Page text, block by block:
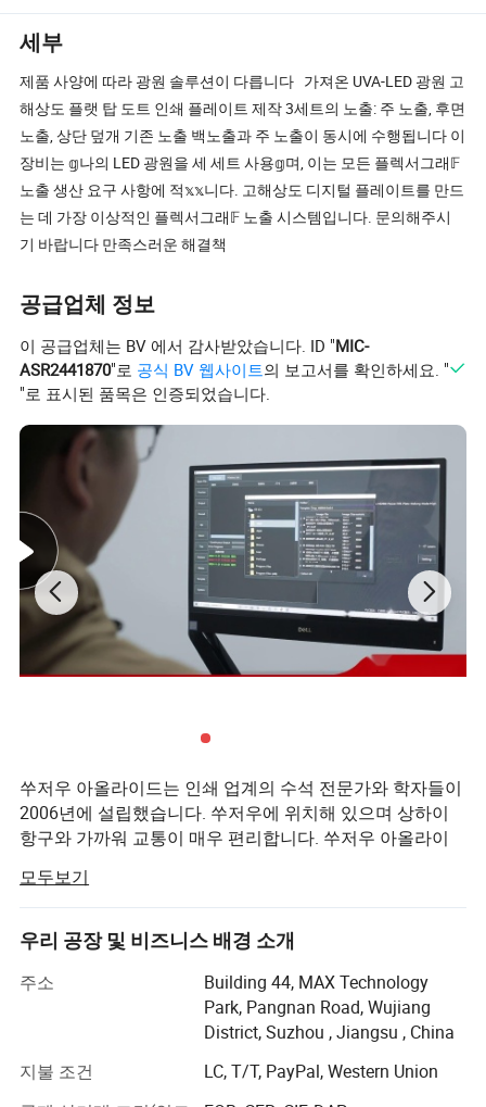
세부
제품 사양에 따라 광원 솔루션이 다릅니다 가져온 UVA-LED 광원 고
해상도 플랫 탑 도트 인쇄 플레이트 제작 3세트의 노출: 주 노출, 후면
노출, 상단 덮개 기존 노출 백노출과 주 노출이 동시에 수행됩니다 이
장비는 𝕘나의 LED 광원을 세 세트 사용𝕘며, 이는 모든 플렉서그래𝔽
노출 생산 요구 사항에 적𝕩𝕩니다. 고해상도 디지털 플레이트를 만드
는 데 가장 이상적인 플렉서그래𝔽 노출 시스템입니다. 문의해주시
기 바랍니다 만족스러운 해결책
공급업체 정보
이 공급업체는 BV 에서 감사받았습니다. ID "MIC-
ASR2441870"로 공식 BV 웹사이트의 보고서를 확인하세요. "
"로 표시된 품목은 인증되었습니다.
쑤저우 아올라이드는 인쇄 업계의 수석 전문가와 학자들이
2006년에 설립했습니다. 쑤저우에 위치해 있으며 상하이
항구와 가까워 교통이 매우 편리합니다. 쑤저우 아올라이
비를 보유하고 있으며 전문적인 설계 및 개발 팀, 업계 고위
경영진 및 기술 담당자까지도 보유하고 있습니다. 현재 아
올라이드는 중국의 일류급 인쇄 산업 시스템 공급 업체로
쑤저우 아올라이드의 비즈니스는 평판 제작 계획, 기술 컨
설팅, 플레이트 제작 장비 및 인쇄 자료의 생산 및 판매를 포
서비스 지원을 제공하고 있습니다.
모두보기
우리 공장 및 비즈니스 배경 소개
주소
Building 44, MAX Technology
Park, Pangnan Road, Wujiang
District, Suzhou , Jiangsu , China
지불 조건
LC, T/T, PayPal, Western Union